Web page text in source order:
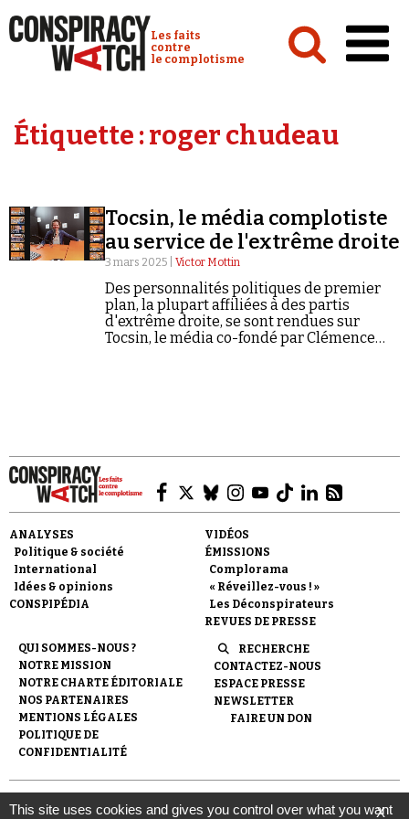
Conspiracy Watch :
Les faits
contre
le complotisme
Analyses
Vidéos
Émissions
Revues de presse
Faire un don
Demander à Vera
Étiquette :roger chudeau
Tocsin, le média complotiste
au service de l'extrême droite
3 mars 2025 | Victor Mottin
Des personnalités politiques de premier
plan, la plupart affiliées à des partis
d'extrême droite, se sont rendues sur
Tocsin, le média co-fondé par Clémence
ANALYSES
Politique & société
International
Idées & opinions
CONSPIPÉDIA
VIDÉOS
ÉMISSIONS
Complorama
« Réveillez-vous ! »
Les Déconspirateurs
REVUES DE PRESSE
QUI SOMMES-NOUS ?
NOTRE MISSION
NOTRE CHARTE ÉDITORIALE
NOS PARTENAIRES
MENTIONS LÉGALES
POLITIQUE DE
CONFIDENTIALITÉ
RECHERCHE
CONTACTEZ-NOUS
ESPACE PRESSE
NEWSLETTER
FAIRE UN DON
© 2007- 2026 Conspiracy Watch | Une réalisation de
l'Observatoire du conspirationnisme (association loi de 1901) avec
X
This site uses cookies and gives you control over what you want